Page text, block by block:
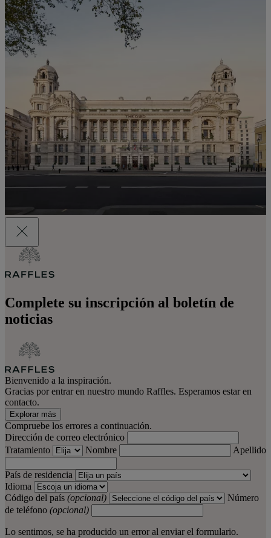
Complete su inscripción al boletín de
noticias
Bienvenido a la inspiración.
Gracias por entrar en nuestro mundo Raffles. Esperamos estar en
contacto.
Explorar más
Compruebe los errores a continuación.
Dirección de correo electrónico
Tratamiento
Nombre Apellido
País de residencia
Idioma
Código del país (opcional)
Número
de teléfono (opcional)
Lo sentimos, se ha producido un error al enviar el formulario.